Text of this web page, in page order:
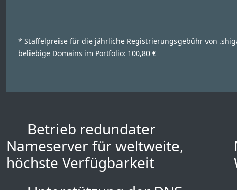
* Staffelpreise für die jährliche Registrierungsgebühr von
beliebige Domains im Portfolio: 100,80 €
Betrieb redundater
Nameserver für weltweite,
höchste Verfügbarkeit